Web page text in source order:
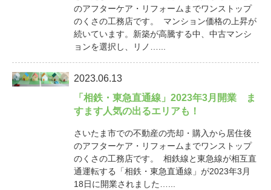
のアフターケア・リフォームまでワンストップ
のくさの工務店です。 マンション価格の上昇が
続いています。新築が高騰する中、中古マンシ
ョンを選択し、リノ…...
2023.06.13
「相鉄・東急直通線」2023年3月開業 ま
すます人気の出るエリアも！
さいたま市での不動産の売却・購入から居住後
のアフターケア・リフォームまでワンストップ
のくさの工務店です。 相鉄線と東急線が相互直
通運転する「相鉄・東急直通線」が2023年3月
18日に開業されました…...